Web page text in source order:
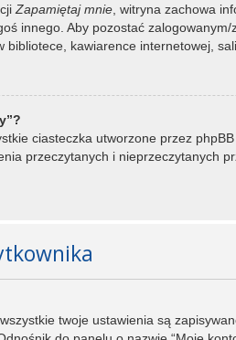
Zapamiętaj mnie, witryna zachowa
innego. Aby pozostać
kawiarence internetowej,
ciasteczka utworzone przez
przeczytanych i nieprzeczytanych
twoje ustawienia są